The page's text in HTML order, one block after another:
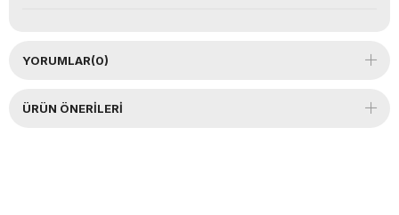
YORUMLAR(0)
ÜRÜN ÖNERILERI